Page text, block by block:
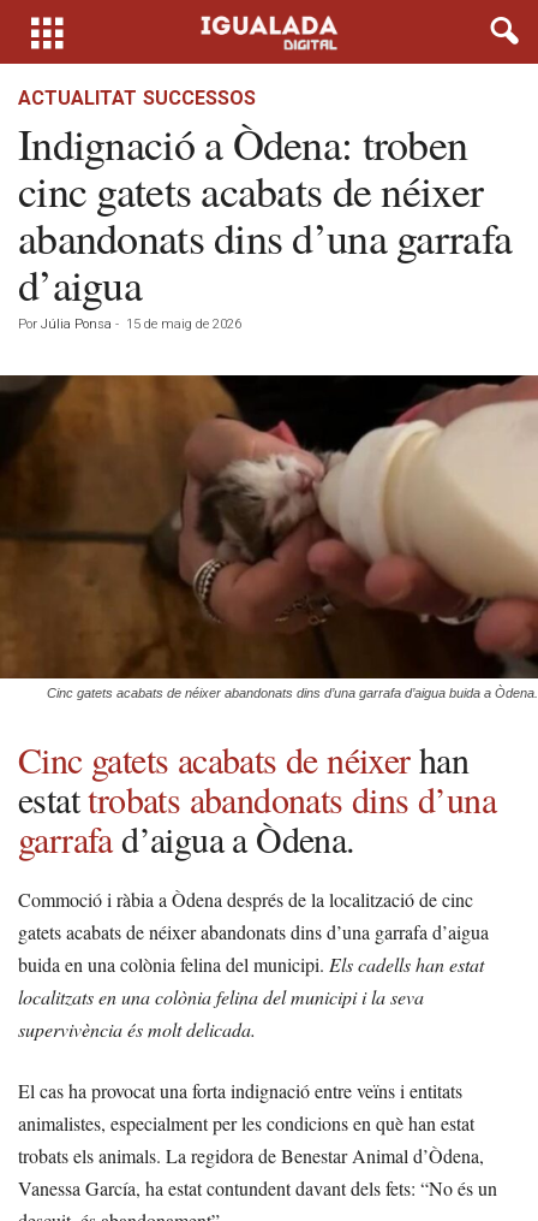
ACTUALITAT SUCCESSOS
Indignació a Òdena: troben
cinc gatets acabats de néixer
abandonats dins d’una garrafa
d’aigua
Por Júlia Ponsa - 15 de maig de 2026
Cinc gatets acabats de néixer abandonats dins d’una garrafa d’aigua buida a Òdena.
Cinc gatets acabats de néixerhan
estattrobats abandonats dins d’una
garrafad’aigua a Òdena.
Commoció i ràbia a Òdena després de la localització de cinc
gatets acabats de néixer abandonats dins d’una garrafa d’aigua
buida en una colònia felina del municipi. Els cadells han estat
localitzats en una colònia felina del municipi i la seva
supervivència és molt delicada.
El cas ha provocat una forta indignació entre veïns i entitats
animalistes, especialment per les condicions en què han estat
trobats els animals. La regidora de Benestar Animal d’Òdena,
Vanessa García, ha estat contundent davant dels fets: “No és un